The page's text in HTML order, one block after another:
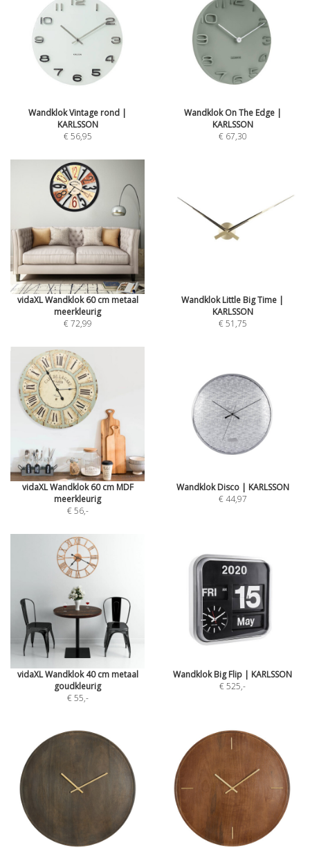
Wandklok Vintage rond |
KARLSSON
€ 56,95
Wandklok On The Edge |
KARLSSON
€ 67,30
vidaXL Wandklok 60 cm metaal
meerkleurig
€ 72,99
Wandklok Little Big Time |
KARLSSON
€ 51,75
vidaXL Wandklok 60 cm MDF
meerkleurig
€ 56,-
Wandklok Disco | KARLSSON
€ 44,97
vidaXL Wandklok 40 cm metaal
goudkleurig
€ 55,-
Wandklok Big Flip | KARLSSON
€ 525,-